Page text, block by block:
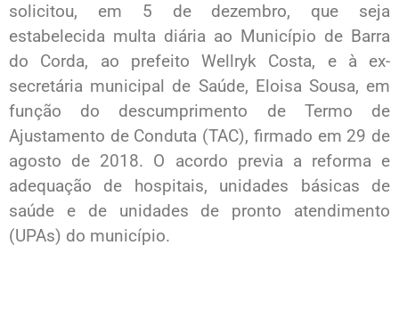
solicitou, em 5 de dezembro, que seja
estabelecida multa diária ao Município de Barra
do Corda, ao prefeito Wellryk Costa, e à ex-
secretária municipal de Saúde, Eloisa Sousa, em
função do descumprimento de Termo de
Ajustamento de Conduta (TAC), firmado em 29 de
agosto de 2018. O acordo previa a reforma e
adequação de hospitais, unidades básicas de
saúde e de unidades de pronto atendimento
(UPAs) do município.